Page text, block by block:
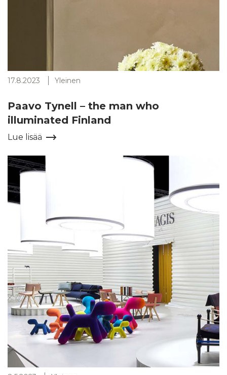
17.8.2023 Yleinen
Paavo Tynell – the man who
illuminated Finland
Lue lisää